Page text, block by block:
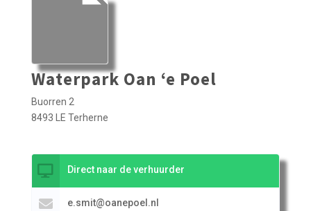
Waterpark Oan ‘e Poel
Buorren 2
8493 LE Terherne
Direct naar de verhuurder
e.smit@oanepoel.nl